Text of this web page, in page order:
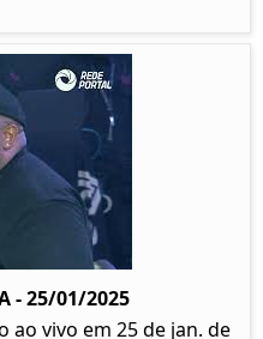
- 25/01/2025
ao vivo em 25 de jan. de